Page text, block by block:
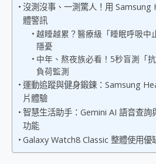
您的專屬AI 助手 Yoga Slim 7 Aura Edition 觸控AI筆電 開箱 評測
iPhone、Apple Watch、AirPods耳機 三個設備充電一起搞定 ONPRO MagReact™ M3 3 in 1可攜摺疊無線充電器 開箱 評測
好玩好拍 vivo V50 ~ 口袋裡的 Zeiss 潮流攝影棚!
給 MSI Claw 系列電競掌機 最完美的家 MSI Nest Docking Station 掌機專屬擴充底座 開箱 評測
2億 APO蔡司長焦神機降臨~ vivo X200 Pro、vivo X200 就是這麼好拍
3 個超值 MHN 飛人工具分享~~ iToolab AnyGo 魔物獵人 Now飛人 ios教學 不出門也可以到處走
Locawhere AnyTo 寶可夢飛人 AnyTo 不出門也可以飛遍全世界
沒測沒事、一測驚人！用 Samsung
體警訊
越睡越累？醫療級「睡眠呼吸中
隱憂
中年、熬夜族必看！5秒盲測「
負荷監測
運動追蹤與健身鍛鍊：Samsung
片體驗
智慧生活助手：Gemini AI 語音查
功能
Galaxy Watch8 Classic 整體使用優